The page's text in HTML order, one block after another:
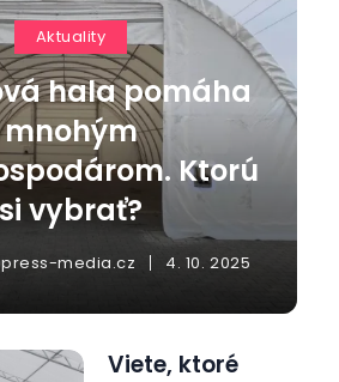
Aktuality
hala pomáha
mnohým
Ktorú
si vybrať?
media.cz 4. 10. 2025
Viete, ktoré